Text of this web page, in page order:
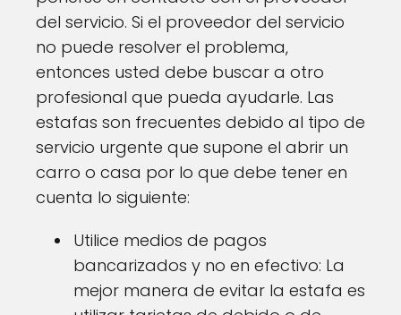
del servicio. Si el proveedor del servicio
no puede resolver el problema,
entonces usted debe buscar a otro
profesional que pueda ayudarle. Las
estafas son frecuentes debido al tipo de
servicio urgente que supone el abrir un
carro o casa por lo que debe tener en
cuenta lo siguiente:
Utilice medios de pagos
bancarizados y no en efectivo: La
mejor manera de evitar la estafa es